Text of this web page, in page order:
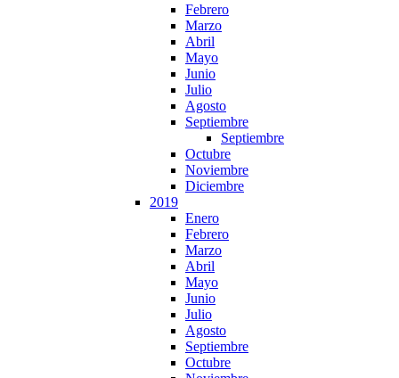
Febrero
Marzo
Abril
Mayo
Junio
Julio
Agosto
Septiembre
Septiembre
Octubre
Noviembre
Diciembre
2019
Enero
Febrero
Marzo
Abril
Mayo
Junio
Julio
Agosto
Septiembre
Octubre